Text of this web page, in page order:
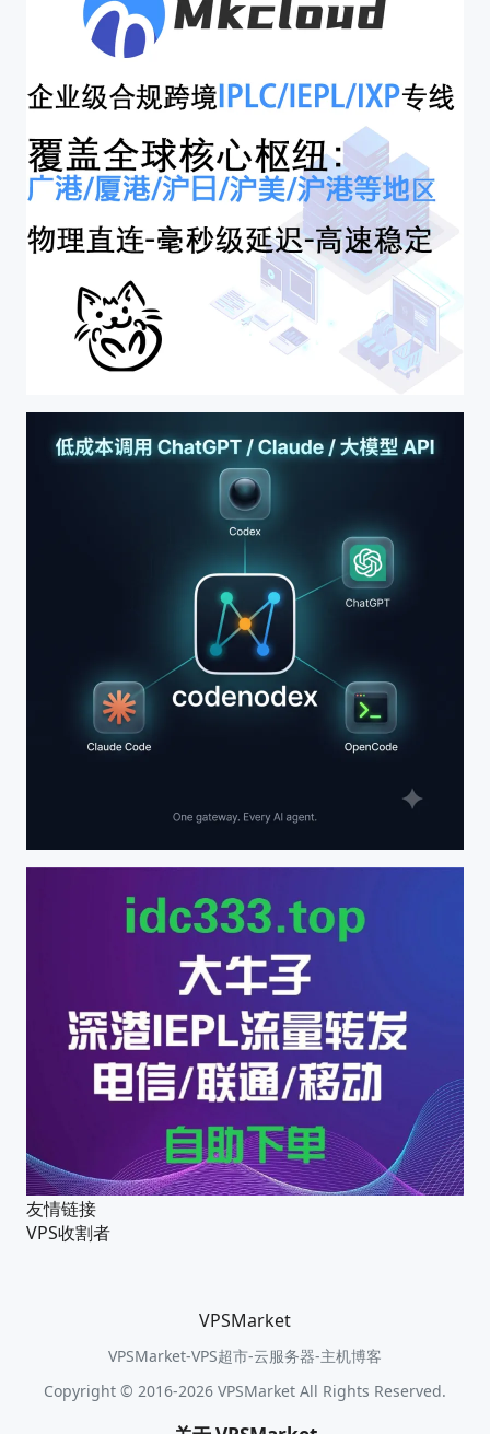
友情链接
VPS收割者
VPSMarket
VPSMarket-VPS超市-云服务器-主机博客
Copyright © 2016-2026 VPSMarket All Rights Reserved.